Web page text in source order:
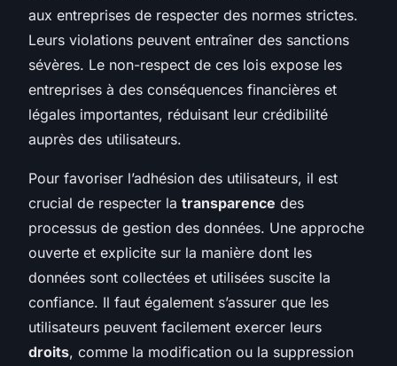
aux entreprises de respecter des normes strictes.
Leurs violations peuvent entraîner des sanctions
sévères. Le non-respect de ces lois expose les
entreprises à des conséquences financières et
légales importantes, réduisant leur crédibilité
auprès des utilisateurs.
Pour favoriser l’adhésion des utilisateurs, il est
crucial de respecter la transparence des
processus de gestion des données. Une approche
ouverte et explicite sur la manière dont les
données sont collectées et utilisées suscite la
confiance. Il faut également s’assurer que les
utilisateurs peuvent facilement exercer leurs
droits, comme la modification ou la suppression